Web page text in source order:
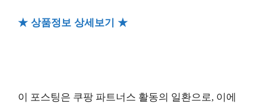
★ 상품정보 상세보기 ★
이 포스팅은 쿠팡 파트너스 활동의 일환으로, 이에